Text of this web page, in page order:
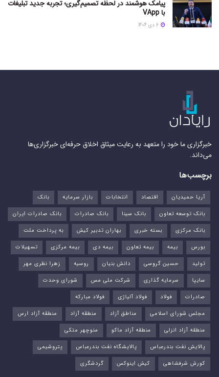
پیامک هوشمند در لحظه تصمیم‌گیری؛ تجربه جدید تبلیغات
با VApp
خبرگزاری ما خود را متعهد به رعایت میثاق اخلاق حرفه‌ای خبرگزاری‌ها
می‌داند.
برچسب‌ها
آریا حمیدیان اقتصاد انتخابات بازار سرمایه
بانک
بانک توسعه تعاون
بانک سینا بانک صادرات
بانک صادرات ایران
بانک مرکزی
بسته خبری بهاران تدبیر کیش
به پرداخت ملت
بورس‌
بیمه بیمه تعاون بیمه دی بیمه مرکزی
تسهیلات
تولید
حسین گروسی دانش بنیان روسیه
زهرا نظری مهر
سایپا
سرمایه گذاری شرکت ملی مس
شورای وحدت
صادرات
فولاد فولاد آلیاژی
فولاد مبارکه
مجلس شورای اسلامی
مناطق آزاد منطقه آزاد
منطقه آزاد ارس
منطقه آزاد انزلی
منطقه آزاد ماکو
منوچهر متکی
پالایش نفت بندرعباس
پالایشگاه نفت بندرعباس
پتروشیمی
کورش شرفشاهی
کیش اینوکس گردشگری